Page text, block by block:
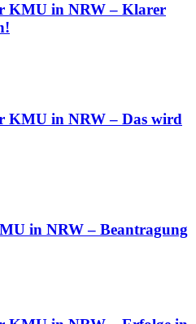
KMU in NRW – Klarer
KMU in NRW – Das wird
in NRW – Beantragung